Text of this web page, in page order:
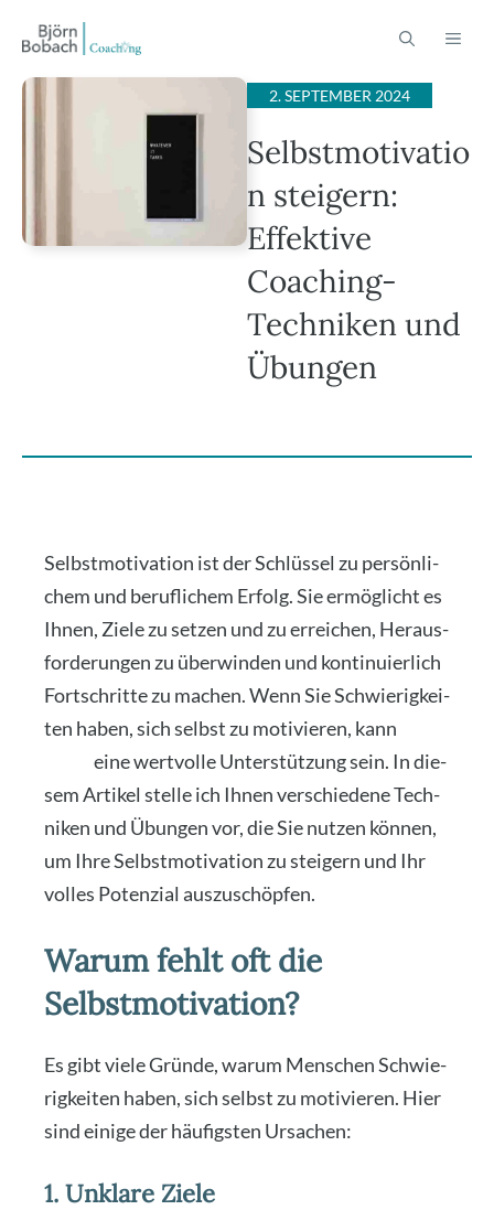
Inhalt
springen
2. SEPTEMBER 2024
Selbstmotivatio
n steigern:
Effektive
Coaching-
Techniken und
Übungen
Selbst­mo­ti­va­ti­on ist der Schlüs­sel zu per­sön­li­
chem und beruf­li­chem Erfolg. Sie ermög­licht es
Ihnen, Zie­le zu set­zen und zu errei­chen, Her­aus­
for­de­run­gen zu über­win­den und kon­ti­nu­ier­lich
Fort­schrit­te zu machen. Wenn Sie Schwie­rig­kei­
ten haben, sich selbst zu moti­vie­ren, kann
eine wert­vol­le Unter­stüt­zung sein. In die­
sem Arti­kel stel­le ich Ihnen ver­schie­de­ne Tech­
ni­ken und Übun­gen vor, die Sie nut­zen kön­nen,
um Ihre Selbst­mo­ti­va­ti­on zu stei­gern und Ihr
vol­les Poten­zi­al aus­zu­schöp­fen.
Warum fehlt oft die
Selbstmotivation?
Es gibt vie­le Grün­de, war­um Men­schen Schwie­
rig­kei­ten haben, sich selbst zu moti­vie­ren. Hier
sind eini­ge der häu­figs­ten Ursa­chen:
1. Unklare Ziele